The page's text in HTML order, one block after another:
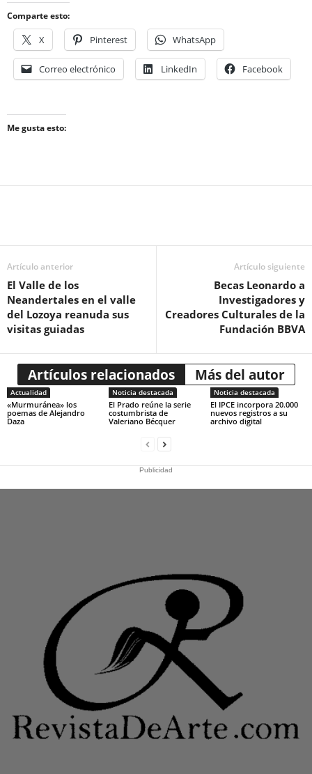
Comparte esto:
X Pinterest WhatsApp
Correo electrónico LinkedIn Facebook
Me gusta esto:
Artículo anterior
El Valle de los
Neandertales en el valle
del Lozoya reanuda sus
visitas guiadas
Artículo siguiente
Becas Leonardo a
Investigadores y
Creadores Culturales de la
Fundación BBVA
Artículos relacionados Más del autor
Actualidad
«Murmuránea» los
poemas de Alejandro
Daza
Noticia destacada
El Prado reúne la serie
costumbrista de
Valeriano Bécquer
Noticia destacada
El IPCE incorpora 20.000
nuevos registros a su
archivo digital
Publicidad